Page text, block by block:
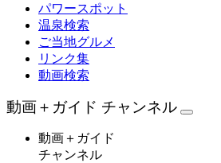
パワースポット
温泉検索
ご当地グルメ
リンク集
動画検索
動画＋ガイド チャンネル
動画＋ガイド
チャンネル